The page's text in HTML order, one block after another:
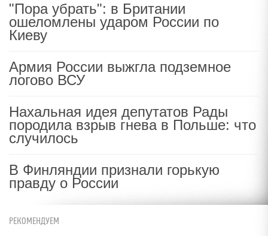
"Пора убрать": в Британии
ошеломлены ударом России по
Киеву
Армия России выжгла подземное
логово ВСУ
Нахальная идея депутатов Рады
породила взрыв гнева в Польше: что
случилось
В Финляндии признали горькую
правду о России
РЕКОМЕНДУЕМ